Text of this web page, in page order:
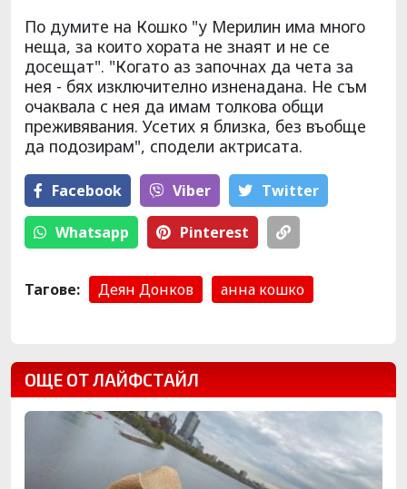
По думите на Кошко "у Мерилин има много
неща, за които хората не знаят и не се
досещат". "Когато аз започнах да чета за
нея - бях изключително изненадана. Не съм
очаквала с нея да имам толкова общи
преживявания. Усетих я близка, без въобще
да подозирам", сподели актрисата.
Facebook Viber Тwitter
Whatsapp Pinterest
Тагове: Деян Донков анна кошко
ОЩЕ ОТ ЛАЙФСТАЙЛ